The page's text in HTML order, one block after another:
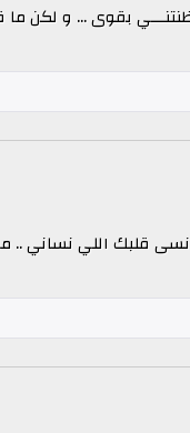
ظنتنـــي بقوى ... و لكن
قلبك اللي نساني ..